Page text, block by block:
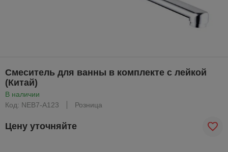
Смеситель для ванны в комплекте с лейкой
(Китай)
В наличии
Код: NEB7-A123
Розница
Цену уточняйте